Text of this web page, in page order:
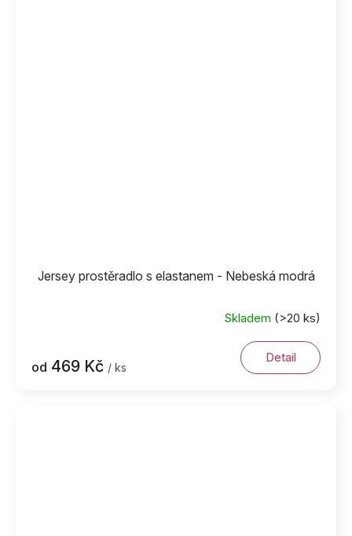
Jersey prostěradlo s elastanem - Nebeská modrá
Skladem (>20 ks)
od 469 Kč / ks
Detail